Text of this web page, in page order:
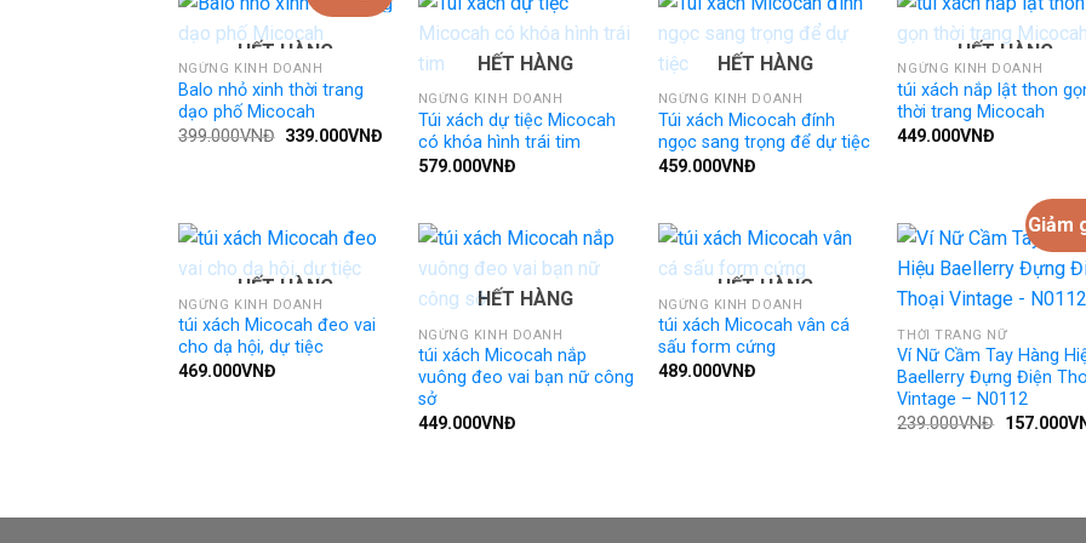
HẾT HÀNG
NGỪNG KINH DOANH
Balo nhỏ xinh thời trang
dạo phố Micocah
399.000VNĐ Giá
339.000VNĐ
HẾT HÀNG
NGỪNG KINH DOANH
Túi xách dự tiệc Micocah
có khóa hình trái tim
579.000VNĐ
HẾT HÀNG
NGỪNG KINH DOANH
Túi xách Micocah đính
ngọc sang trọng để dự tiệc
459.000VNĐ
HẾT HÀNG
NGỪNG KINH DOANH
túi xách nắp lật thon
thời trang Micocah
449.000VNĐ
HẾT HÀNG
NGỪNG KINH DOANH
túi xách Micocah đeo vai
cho dạ hội, dự tiệc
469.000VNĐ
HẾT HÀNG
NGỪNG KINH DOANH
túi xách Micocah nắp
vuông đeo vai bạn nữ công
sở
449.000VNĐ
HẾT HÀNG
NGỪNG KINH DOANH
túi xách Micocah vân cá
sấu form cứng
489.000VNĐ
Giảm
THỜI TRANG NỮ
Ví Nữ Cầm Tay Hàng
Baellerry Đựng Điện
Vintage – N0112
239.000VNĐ Giá
157.000